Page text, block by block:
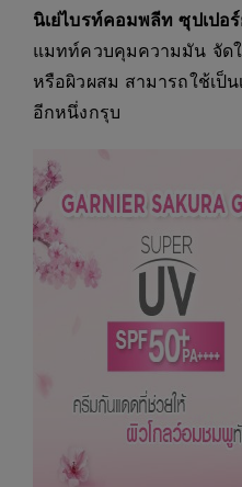
นิเย่ไบรท์คอมพลีท ซุปเปอ
แมทท์ควบคุมความมัน จัด
หรือผิวผสม สามารถใช้เป็
อีกหนึ่งกรุบ